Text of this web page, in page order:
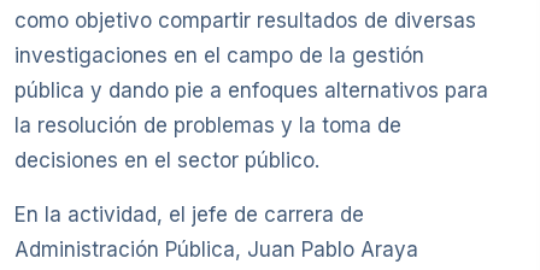
como objetivo compartir resultados de diversas
investigaciones en el campo de la gestión
pública y dando pie a enfoques alternativos para
la resolución de problemas y la toma de
decisiones en el sector público.
En la actividad, el jefe de carrera de
Administración Pública, Juan Pablo Araya